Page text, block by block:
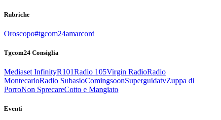
Rubriche
Oroscopo#tgcom24amarcord
Tgcom24 Consiglia
Mediaset InfinityR101Radio 105Virgin RadioRadio
MontecarloRadio SubasioComingsoonSuperguidatvZuppa di
PorroNon SprecareCotto e Mangiato
Eventi